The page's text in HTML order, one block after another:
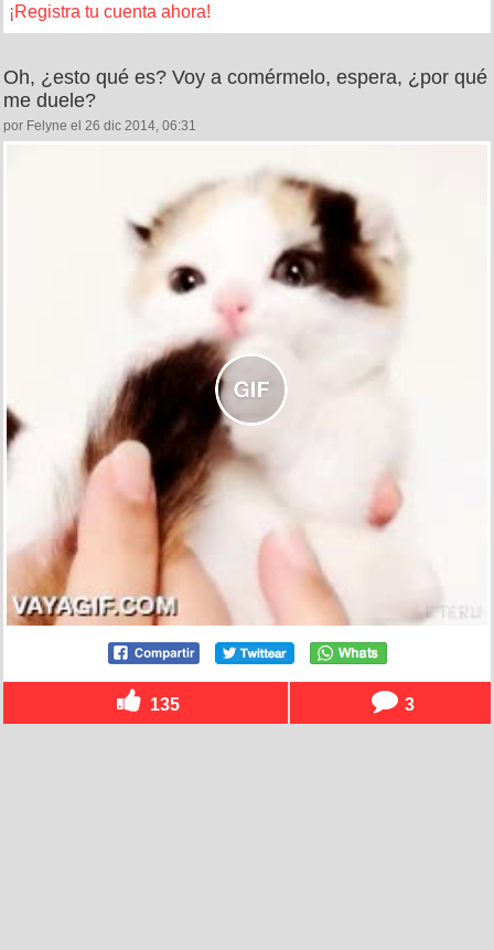
¡Registra tu cuenta ahora!
Oh, ¿esto qué es? Voy a comérmelo, espera, ¿por qué
me duele?
por Felyne el 26 dic 2014, 06:31
135 3